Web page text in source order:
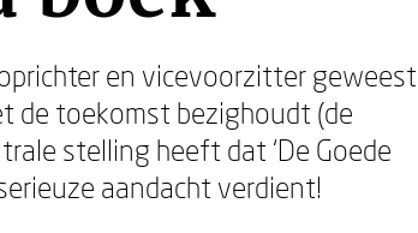
en vicevoorzitter geweest
de toekomst bezighoudt (de
stelling heeft dat ‘De Goede
aandacht verdient!